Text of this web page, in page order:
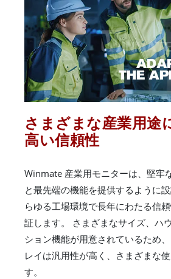
さまざまな産業用途
高い信頼性
Winmate 産業用モニターは、堅牢
と最先端の機能を提供するように
らゆる工場環境で長年にわたる信
証します。 さまざまなサイズ、ハ
ション機能が用意されているため
レイは汎用性が高く、さまざまな
す。